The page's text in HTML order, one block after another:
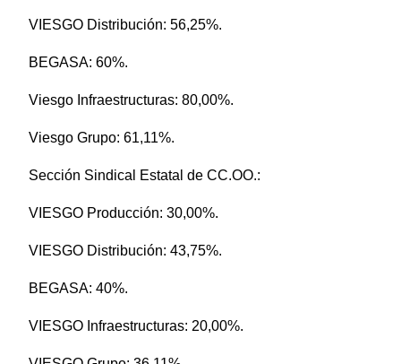
VIESGO Distribución: 56,25%.
BEGASA: 60%.
Viesgo Infraestructuras: 80,00%.
Viesgo Grupo: 61,11%.
Sección Sindical Estatal de CC.OO.:
VIESGO Producción: 30,00%.
VIESGO Distribución: 43,75%.
BEGASA: 40%.
VIESGO Infraestructuras: 20,00%.